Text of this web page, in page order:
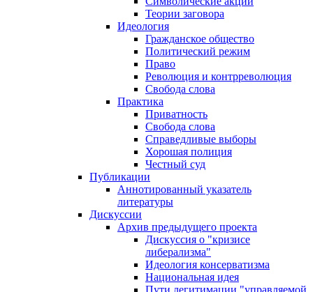
Теории заговора
Идеология
Гражданское общество
Политический режим
Право
Революция и контрреволюция
Свобода слова
Практика
Приватность
Свобода слова
Справедливые выборы
Хорошая полиция
Честный суд
Публикации
Аннотированный указатель
литературы
Дискуссии
Архив предыдущего проекта
Дискуссия о "кризисе
либерализма"
Идеология консерватизма
Национальная идея
Пути легитимации "управляемой